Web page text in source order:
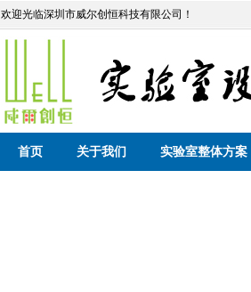
欢迎光临深圳市威尔创恒科技有限公司！
首页 关于我们 实验室整体方案